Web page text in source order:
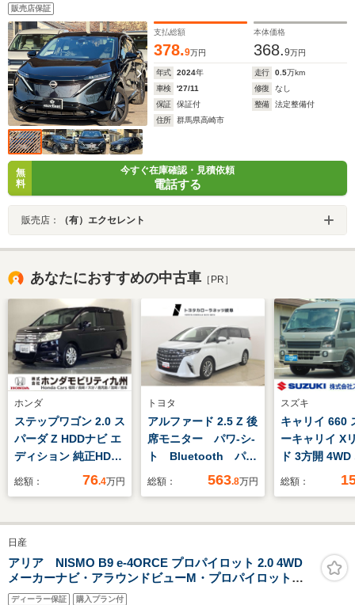
販売店保証
支払総額
378.9万円
本体価格
368.9万円
年式 2024年 走行 0.5万km
車検
'27/11 修復
なし
保証
保証付 整備
法定整備付
住所
群馬県高崎市
無
料
今すぐ在庫確認・見積依頼
電話する
販売店： （有）エクセレント
あなたにおすすめの中古車 ［PR］
ホンダ
ステップワゴン 2.0 ス
パーダ Z HDDナビ エ
ディション 純正HDD
ナビ HIDヘッドライ
全周囲カメラ
総額： 76.4万円
トヨタ
アルファード 2.5 Z 後
席モニター パワ-シ-
ト Bluetooth パノ
ラミックモニタ-
総額： 563.8万円
スズキ
キャリイ 660
ーキャリイ X
ド 3方開 4WD
ィオレス
スペース オ
害軽減ブレー
誤発進抑制
総額：
日産
アリア NISMO B9 e-4ORCE プロパイロット 2.0 4WD
メーカーナビ・アラウンドビューM・プロパイロット
2.0・全席ヒーターシート・パノラミックガラスルーフ
ディーラー保証 購入プラン付